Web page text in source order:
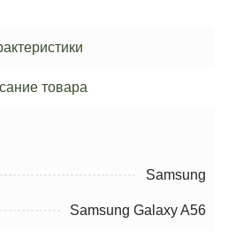
товара
Samsung
Samsung Galaxy A56